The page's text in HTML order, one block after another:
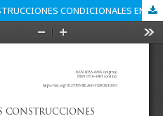
EL DESARROLLO DE LAS CONSTRUCCIONES CONDICIONALES EN EL HABLA INFANTIL: ESTUDIO DE CORPUS